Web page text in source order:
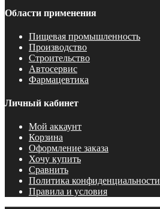
Области применения
Пищевая промышленность
Производство
Строительство
Автосервис
Фармацевтика
Личный кабинет
Мой аккаунт
Корзина
Оформление заказа
Хочу купить
Сравнить
Политика конфиденциальности
Правила и условия